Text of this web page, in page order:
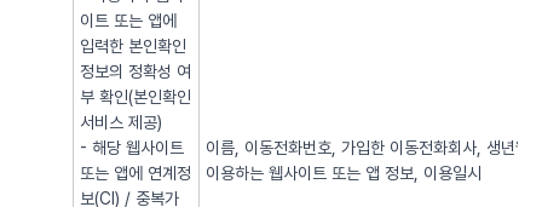
이트 또는 앱에
입력한 본인확인
정보의 정확성 여
부 확인(본인확인
서비스 제공)
- 해당 웹사이트
또는 앱에 연계정
보(CI) / 중복가
이름, 이동전화번호, 가입한 이동전화회사, 생년
이용하는 웹사이트 또는 앱 정보, 이용일시